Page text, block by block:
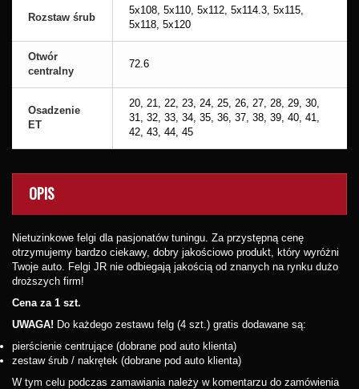
Rozstaw śrub
5x108, 5x110, 5x112, 5x114.3, 5x115,
5x118, 5x120
Otwór
centralny
72.6
Osadzenie
ET
20, 21, 22, 23, 24, 25, 26, 27, 28, 29, 30,
31, 32, 33, 34, 35, 36, 37, 38, 39, 40, 41,
42, 43, 44, 45
OPIS
Nietuzinkowe felgi dla pasjonatów tuningu. Za przystępną cenę
otrzymujemy bardzo ciekawy, dobry jakościowo produkt, który wyróżni
Twoje auto. Felgi JR nie odbiegają jakością od znanych na rynku dużo
droższych firm!
Cena za 1 szt.
UWAGA! Do każdego zestawu felg (4 szt.) gratis dodawane są:
pierścienie centrujące (dobrane pod auto klienta)
zestaw śrub / nakrętek (dobrane pod auto klienta)
W tym celu podczas zamawiania należy w komentarzu do zamówienia